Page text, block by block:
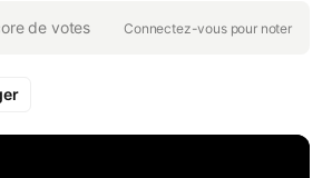
de votes Connectez-vous pour noter